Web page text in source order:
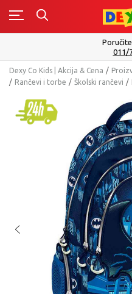
0
011/
Dexy Co Kids | Akcija & Cena
Rančevi i torbe
Školski rančevi